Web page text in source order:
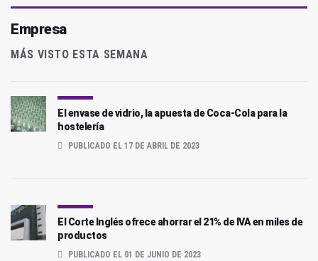
Empresa
MÁS VISTO ESTA SEMANA
El envase de vidrio, la apuesta de Coca-Cola para la
hostelería
PUBLICADO EL 17 DE ABRIL DE 2023
El Corte Inglés ofrece ahorrar el 21% de IVA en miles de
productos
PUBLICADO EL 01 DE JUNIO DE 2023